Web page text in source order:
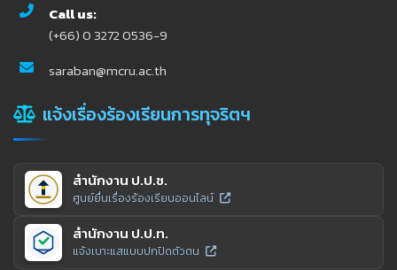
Call us:
(+66) 0 3272 0536-9
saraban@mcru.ac.th
แจ้งเรื่องร้องเรียนการทุจริตฯ
สำนักงาน ป.ป.ช.
ศูนย์ยื่นเรื่องร้องเรียนออนไลน์
สำนักงาน ป.ป.ท.
แจ้งเบาะแสแบบปกปิดตัวตน